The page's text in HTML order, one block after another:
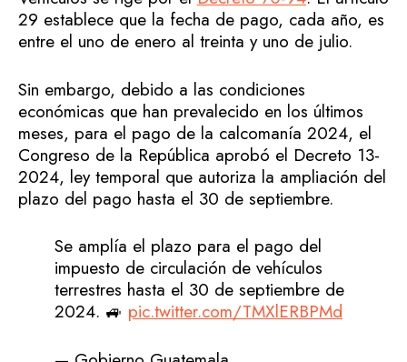
29 establece que la fecha de pago, cada año, es
entre el uno de enero al treinta y uno de julio.
Sin embargo, debido a las condiciones
económicas que han prevalecido en los últimos
meses, para el pago de la calcomanía 2024, el
Congreso de la República aprobó el Decreto 13-
2024, ley temporal que autoriza la ampliación del
plazo del pago hasta el 30 de septiembre.
Se amplía el plazo para el pago del
impuesto de circulación de vehículos
terrestres hasta el 30 de septiembre de
2024. 🚙 pic.twitter.com/TMXlERBPMd